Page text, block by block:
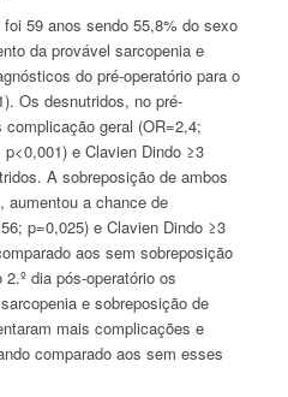
59 anos sendo 55,8% do sexo
da provável sarcopenia e
do pré-operatório para o
Os desnutridos, no pré-
geral (OR=2,4;
e Clavien Dindo ≥3
A sobreposição de ambos
aumentou a chance de
p=0,025) e Clavien Dindo ≥3
aos sem sobreposição
dia pós-operatório os
e sobreposição de
mais complicações e
comparado aos sem esses